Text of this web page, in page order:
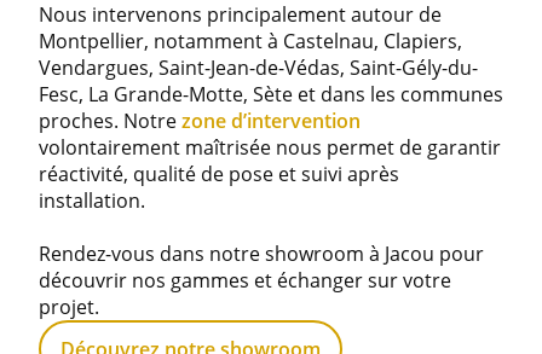
Nous intervenons principalement autour de
Montpellier, notamment à Castelnau, Clapiers,
Vendargues, Saint-Jean-de-Védas, Saint-Gély-du-
Fesc, La Grande-Motte, Sète et dans les communes
proches. Notrezone d’intervention
volontairement maîtrisée nous permet de garantir
réactivité, qualité de pose et suivi après
installation.
Rendez-vous dans notre showroom à Jacou pour
découvrir nos gammes et échanger sur votre
projet.